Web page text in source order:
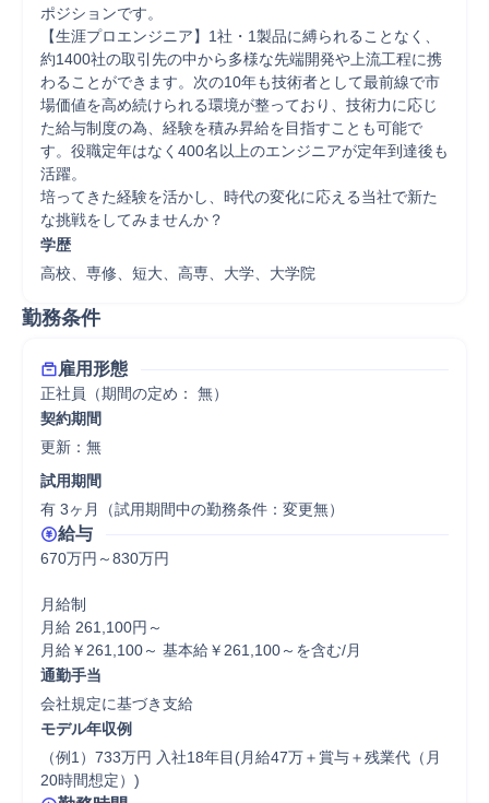
ポジションです。
【生涯プロエンジニア】1社・1製品に縛られることなく、
約1400社の取引先の中から多様な先端開発や上流工程に携
わることができます。次の10年も技術者として最前線で市
場価値を高め続けられる環境が整っており、技術力に応じ
た給与制度の為、経験を積み昇給を目指すことも可能で
す。役職定年はなく400名以上のエンジニアが定年到達後も
活躍。
培ってきた経験を活かし、時代の変化に応える当社で新た
な挑戦をしてみませんか？
学歴
高校、専修、短大、高専、大学、大学院
勤務条件
雇用形態
正社員（期間の定め： 無）
契約期間
更新：無
試用期間
有 3ヶ月（試用期間中の勤務条件：変更無）
給与
670万円～830万円
月給制
月給 261,100円～
月給￥261,100～ 基本給￥261,100～を含む/月
通勤手当
会社規定に基づき支給
モデル年収例
（例1）733万円 入社18年目(月給47万＋賞与＋残業代（月
20時間想定）)